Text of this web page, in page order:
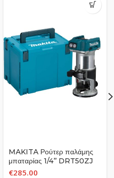
MAKITA Ρούτερ παλάμης
μπαταρίας 1/4’’ DRT50ZJ
18V
€285.00